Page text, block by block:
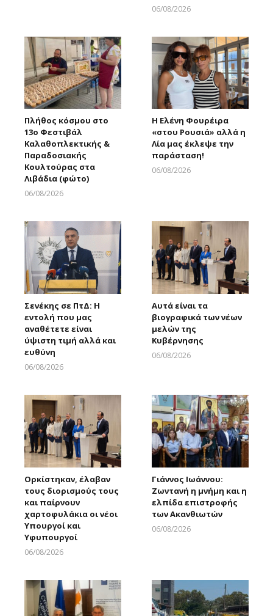
06/08/2026
Πλήθος κόσμου στο
13ο Φεστιβάλ
Καλαθοπλεκτικής &
Παραδοσιακής
Κουλτούρας στα
Λιβάδια (φώτο)
06/08/2026
Η Ελένη Φουρέιρα
«στου Ρουσιά» αλλά η
Λία μας έκλεψε την
παράσταση!
06/08/2026
Σενέκης σε ΠτΔ: Η
εντολή που μας
αναθέτετε είναι
ύψιστη τιμή αλλά και
ευθύνη
06/08/2026
Αυτά είναι τα
βιογραφικά των νέων
μελών της
Κυβέρνησης
06/08/2026
Ορκίστηκαν, έλαβαν
τους διορισμούς τους
και παίρνουν
χαρτοφυλάκια οι νέοι
Υπουργοί και
Υφυπουργοί
06/08/2026
Γιάννος Ιωάννου:
Ζωντανή η μνήμη και η
ελπίδα επιστροφής
των Ακανθιωτών
06/08/2026